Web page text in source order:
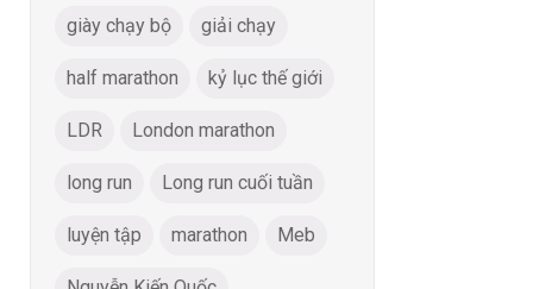
giày chạy bộ giải chạy
half marathon kỷ lục thế giới
LDR London marathon
long run Long run cuối tuần
luyện tập marathon Meb